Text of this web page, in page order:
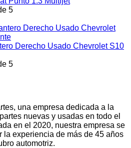
5
Derecho Usado Chevrolet S10
5
una empresa dedicada a la
nuevas y usadas en todo el
en el 2020, nuestra empresa se
la experiencia de más de 45 años
automotriz.